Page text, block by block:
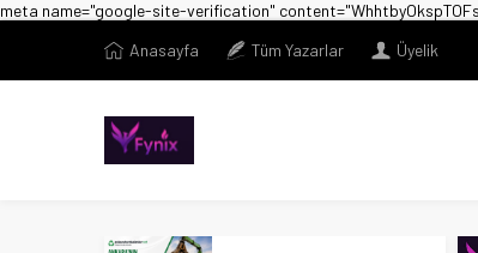
meta name="google-site-verification"
Anasayfa
Tüm Yazarlar Üyelik